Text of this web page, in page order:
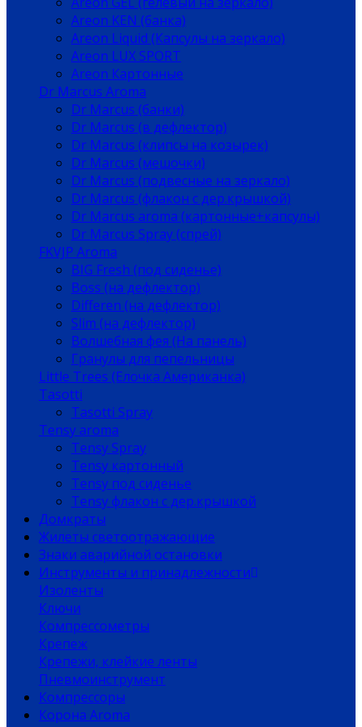
Areon KEN (банка)
Areon Liquid (Капсулы на зеркало)
Areon LUX SPORT
Areon Картонные
Dr Marcus Aroma
Dr Marcus (банки)
Dr Marcus (в дефлектор)
Dr Marcus (клипсы на козырек)
Dr Marcus (мешочки)
Dr Marcus (подвесные на зеркало)
Dr Marcus (флакон с дер.крышкой)
Dr Marcus aroma (картонные+капсулы)
Dr Marcus Spray (спрей)
FKVJP Aroma
BIG Fresh (под сиденье)
Boss (на дефлектор)
Differen (на дефлектор)
Slim (на дефлектор)
Волшебная фея (На панель)
Гранулы для пепельницы
Little Trees (Елочка Американка)
Tasotti
Tasotti Spray
Tensy aroma
Tensy Spray
Tensy картонный
Tensy под сиденье
Tensy флакон с дер.крышкой
Домкраты
Жилеты светоотражающие
Знаки аварийной остановки
Инструменты и принадлежности
Изоленты
Ключи
Компрессометры
Крепеж
Крепежи, клейкие ленты
Пневмоинструмент
Компрессоры
Корона Aroma